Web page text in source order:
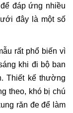
đáp ứng nhiều
đây là một số
rất phổ biến vì
khi đi bộ ban
Thiết kế thường
theo, khó bị chú
răn đe để làm